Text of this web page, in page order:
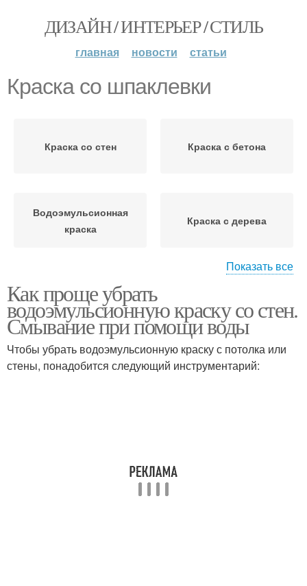
ДИЗАЙН / ИНТЕРЬЕР / СТИЛЬ
главная новости статьи
Краска со шпаклевки
Краска со стен Краска с бетона
Водоэмульсионная
краска
Краска с дерева
Краска с потолка
Растворитель для
водоэмульсионной
Краски со стен
Показать все
Как проще убрать
водоэмульсионную краску со стен.
Смывание при помощи воды
Чтобы убрать водоэмульсионную краску с потолка или
стены, понадобится следующий инструментарий: